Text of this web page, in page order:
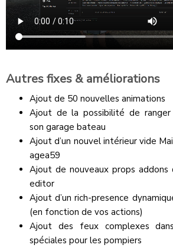
Autres fixes & améliorations
Ajout de 50 nouvelles animations
Ajout de la possibilité de ranger
son garage bateau
Ajout d’un nouvel intérieur vide
agea59
Ajout de nouveaux props addons
editor
Ajout d’un rich-presence
(en fonction de vos actions)
Ajout des feux complexes
spéciales pour les pompiers